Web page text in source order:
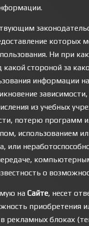
Ни при
какой стороной за
информации
из учебных
потерю
использованием
или
о
на Сайте, несет
приобретения
рекламных блоках